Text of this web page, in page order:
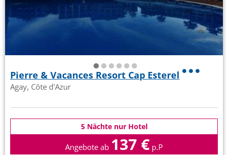
Pierre & Vacances Resort Cap Esterel
Agay, Côte d'Azur
5 Nächte nur Hotel
Angebote ab 137 € p.P